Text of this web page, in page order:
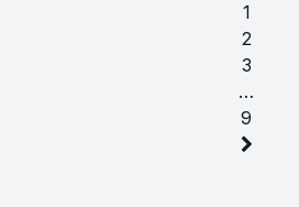
1
2
3
…
9